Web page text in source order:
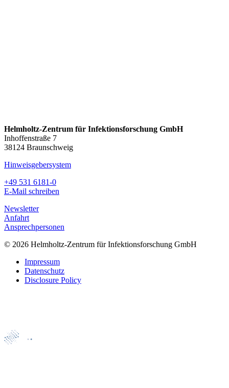
Helmholtz-Zentrum für Infektionsforschung GmbH
Inhoffenstraße 7
38124 Braunschweig
Hinweisgebersystem
+49 531 6181-0
E-Mail schreiben
Newsletter
Anfahrt
Ansprechpersonen
© 2026 Helmholtz-Zentrum für Infektionsforschung GmbH
Impressum
Datenschutz
Disclosure Policy